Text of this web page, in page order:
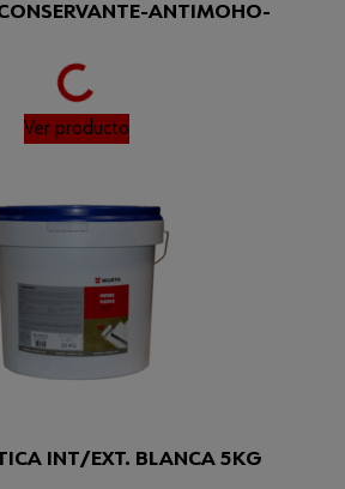
ANTIMOHO-
Loading...
Ver producto
INT/EXT. BLANCA 5KG